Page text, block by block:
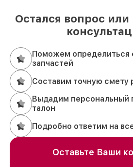
Остался вопрос
Поможем определиться
запчастей
Составим точную смету
Выдадим персональный
талон
Подробно ответим на
Оставьте Ваши